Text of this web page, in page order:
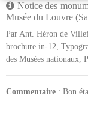
Notice des
Musée du Louvre
Par Ant. Héron de
brochure in-12,
des Musées nationaux,
Commentaire : Bon